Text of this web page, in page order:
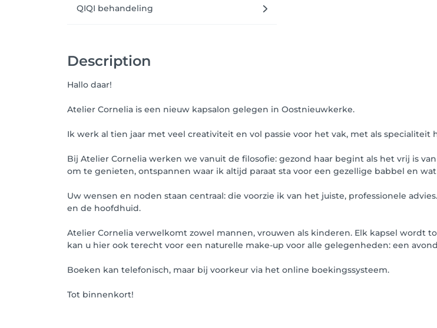
QIQI behandeling
Description
Hallo daar!
Atelier Cornelia is een nieuw kapsalon gelegen in Oostnieuwkerke.
Ik werk al tien jaar met veel creativiteit en vol passie voor het vak, met als
Bij Atelier Cornelia werken we vanuit de filosofie: gezond haar begint als het vrij is
om te genieten, ontspannen waar ik altijd paraat sta voor een gezellige babbel en
Uw wensen en noden staan centraal: die voorzie ik van het juiste, professionele
en de hoofdhuid.
Atelier Cornelia verwelkomt zowel mannen, vrouwen als kinderen. Elk kapsel wordt
kan u hier ook terecht voor een naturelle make-up voor alle gelegenheden: een
Boeken kan telefonisch, maar bij voorkeur via het online boekingssysteem.
Tot binnenkort!